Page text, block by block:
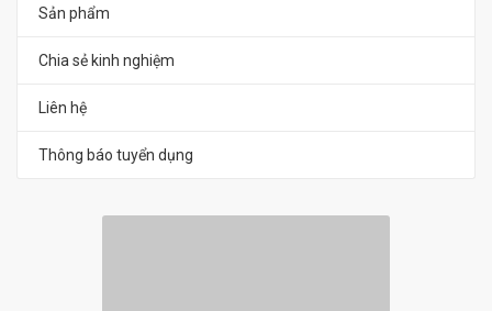
Sản phẩm
Chia sẻ kinh nghiệm
Liên hệ
Thông báo tuyển dụng